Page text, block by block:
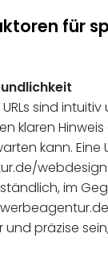
für
sind
klaren
kann. Eine
im
und präzise